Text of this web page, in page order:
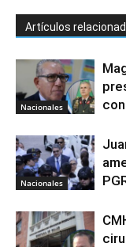
Artículos
Nacionales
Nacionales